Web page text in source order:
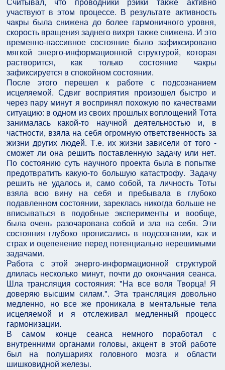
участвуют в этом процессе. В результате активность
чакры была снижена до более гармоничного уровня,
скорость вращения заднего вихря также снижена. И это
временно-пассивное состояние было зафиксировано
мягкой энерго-информационной структурой, которая
растворится, как только состояние чакры
зафиксируется в спокойном состоянии.
После этого перешел к работе с подсознанием
исцеляемой. Сдвиг восприятия произошел быстро и
через пару минут я воспринял похожую по качествами
ситуацию: в одном из своих прошлых воплощений Тота
занималась какой-то научной деятельностью и, в
частности, взяла на себя огромную ответственность за
жизни других людей. Т.е. их жизни зависели от того -
сможет ли она решить поставленную задачу или нет.
По состоянию суть научного проекта была в попытке
предотвратить какую-то большую катастрофу. Задачу
решить не удалось и, само собой, та личность Тоты
взяла всю вину на себя и пребывала в глубоко
подавленном состоянии, зареклась никогда больше не
вписываться в подобные эксперименты и вообще,
была очень разочарована собой и зла на себя. Эти
состояния глубоко прописались в подсознании, как и
страх и оцепенение перед потенциально нерешимыми
задачами.
Работа с этой энерго-информационной структурой
длилась несколько минут, почти до окончания сеанса.
Шла трансляция состояния: "На все воля Творца! Я
доверяю высшим силам.". Эта трансляция довольно
медленно, но все же проникала в ментальные тела
исцеляемой и я отслеживал медленный процесс
гармонизации.
В самом конце сеанса немного поработал с
внутренними органами головы, акцент в этой работе
был на полушариях головного мозга и области
шишковидной железы.